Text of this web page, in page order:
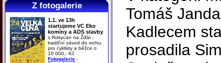
Z fotogalerie
1.1. ve 13h
startujeme VC Eko
komíny a ADS stavby
z Rokycan na Žďár -
tradiční závod do vrchu
pro cyklisty a běžce o
10 000,- Kč
Fotogalerie -
Tomáš
Kadlecem
prosadila